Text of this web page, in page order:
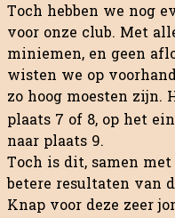
Toch hebben we nog
voor onze club. Met
miniemen, en geen
wisten we op
zo hoog moesten zijn.
plaats 7 of 8, op het
naar plaats 9.
Toch is dit, samen
betere resultaten van
Knap voor deze zeer